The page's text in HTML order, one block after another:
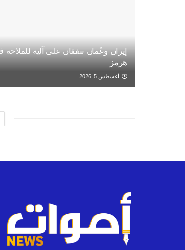
إيران وعُمان تتفقان على آلية
هرمز
أغسطس 5, 2026